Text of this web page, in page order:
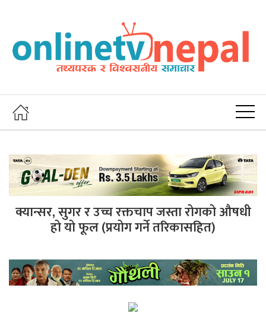
क्यान्सर, सुगर र उच्च रक्तचाप जस्ता रोगको औषधी
हो यो फूल (प्रयोग गर्ने तरिकासहित)